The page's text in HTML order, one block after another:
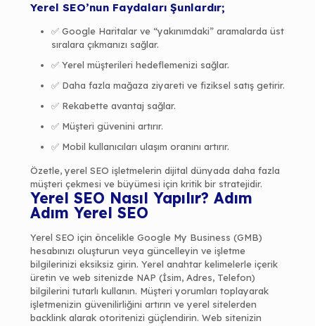
Yerel SEO’nun Faydaları Şunlardır;
✅ Google Haritalar ve “yakınımdaki” aramalarda üst
sıralara çıkmanızı sağlar.
✅ Yerel müşterileri hedeflemenizi sağlar.
✅ Daha fazla mağaza ziyareti ve fiziksel satış getirir.
✅ Rekabette avantaj sağlar.
✅ Müşteri güvenini artırır.
✅ Mobil kullanıcıları ulaşım oranını artırır.
Özetle, yerel SEO işletmelerin dijital dünyada daha fazla
müşteri çekmesi ve büyümesi için kritik bir stratejidir.
Yerel SEO Nasıl Yapılır? Adım
Adım Yerel SEO
Yerel SEO için öncelikle Google My Business (GMB)
hesabınızı oluşturun veya güncelleyin ve işletme
bilgilerinizi eksiksiz girin. Yerel anahtar kelimelerle içerik
üretin ve web sitenizde NAP (İsim, Adres, Telefon)
bilgilerini tutarlı kullanın. Müşteri yorumları toplayarak
işletmenizin güvenilirliğini artırın ve yerel sitelerden
backlink alarak otoritenizi güçlendirin. Web sitenizin